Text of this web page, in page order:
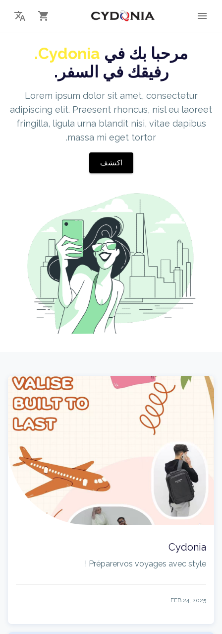
مرحبا بك في Cydonia.
رفيقك في السفر.
Lorem ipsum dolor sit amet, consectetur
adipiscing elit. Praesent rhoncus, nisl eu laoreet
fringilla, ligula urna blandit nisi, vitae dapibus
massa mi eget tortor.
اكتشف
Cydonia
Préparervos voyages avec style !
FEB 24, 2025